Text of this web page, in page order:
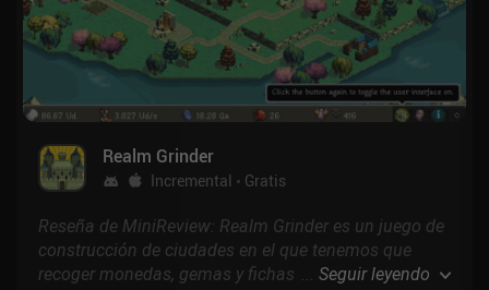
Realm Grinder
Incremental Gratis
Reseña de MiniReview: Realm Grinder es un juego de
construcción de ciudades en el que tenemos que
recoger monedas, gemas y fichas para mejorar
... Seguir leyendo